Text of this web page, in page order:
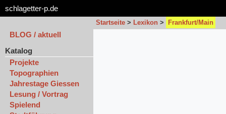
schlagetter-p.de
Startseite > Lexikon > Frankfurt/Main
BLOG / aktuell
Katalog
Projekte
Topographien
Jahrestage Giessen
Lesung / Vortrag
Spielend